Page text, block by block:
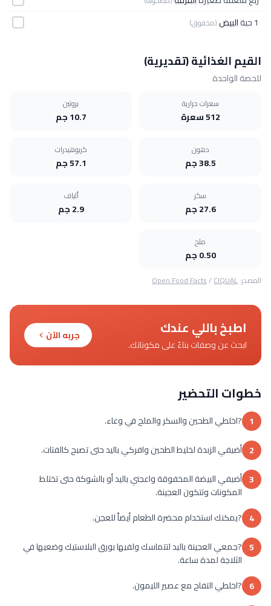
1 حبة البيض(مخفوق)
القيم الغذائية (تقديرية)
للحصة الواحدة
سعرات حرارية
512 سعرة
بروتين
10.7 جم
دهون
38.5 جم
كربوهيدرات
57.1 جم
سكر
27.6 جم
ألياف
2.9 جم
ملح
0.50 جم
المصدر: Open Food Facts/CIQUAL
اطبخ باللي عندك
ابحث عن وصفات بناءً على مكوناتك.
جربه الآن
خطوات التحضير
1 ?اخلطي الطحين والسكر والملح في وعاء.
2 أضيفي الزبدة لخليط الطحين وافركي باليد حتى تصبح كالفتات.
3 أضيفي البيضة المخفوقة واعجني باليد أو بالشوكة حتى تختلط
المكونات وتتكون العجينة.
4 ?يمكنك استخدام محضرة الطعام أيضاً للعجن.
5 ?جمعي العجينة باليد لتتماسك ولفيها بورق البلاستيك وضعيها في
الثلاجة لمدة ساعة.
6 ?اخلطي التفاح مع عصير الليمون.